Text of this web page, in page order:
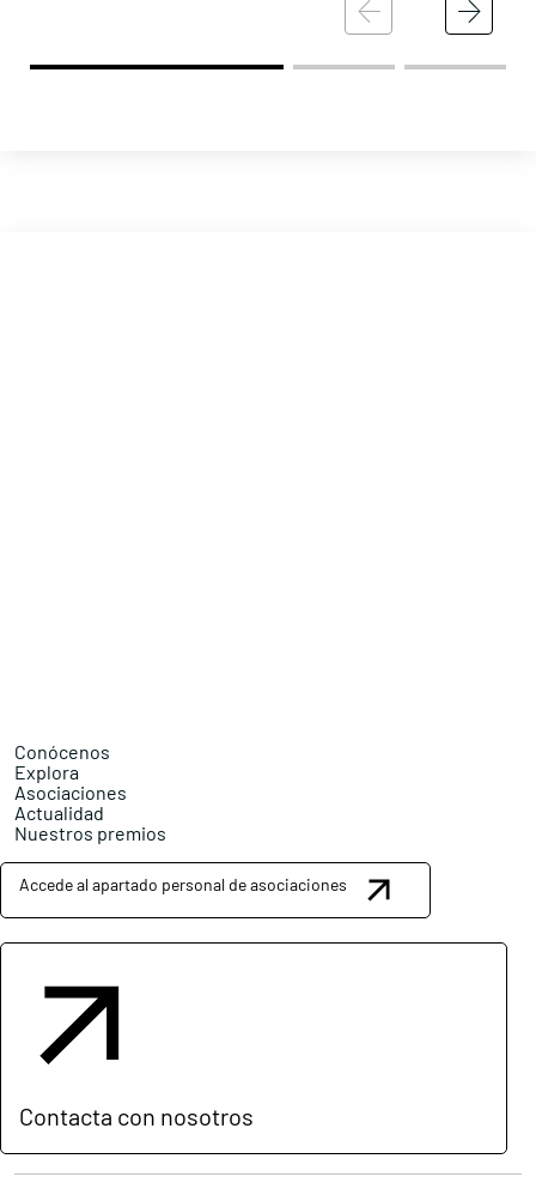
Conócenos
Explora
Asociaciones
Actualidad
Nuestros premios
Accede al apartado personal de asociaciones
Contacta con nosotros